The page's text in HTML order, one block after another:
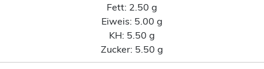
Fett: 2.50 g
Eiweis: 5.00 g
KH: 5.50 g
Zucker: 5.50 g